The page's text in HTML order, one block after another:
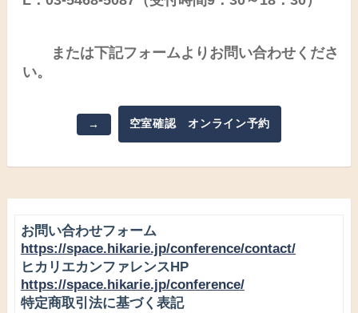
または下記フォームよりお問い合わせくださ
い。
→ 空室確認 オンライン予約
お問い合わせフォーム
https://space.hikarie.jp/conference/contact/
ヒカリエカンファレンスHP
https://space.hikarie.jp/conference/
特定商取引法に基づく表記